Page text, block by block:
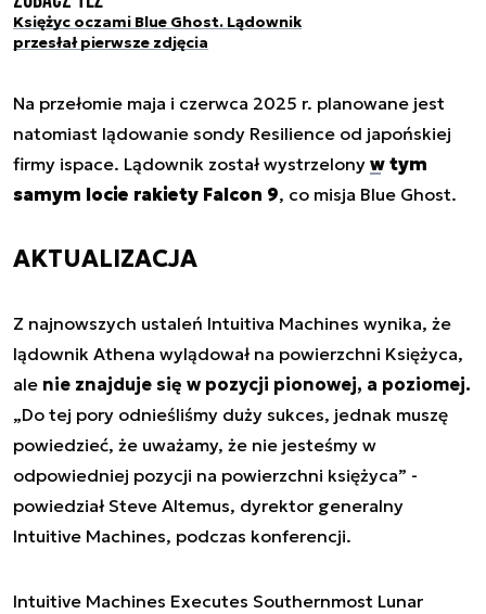
Księżyc oczami Blue Ghost. Lądownik
przesłał pierwsze zdjęcia
Na przełomie maja i czerwca 2025 r. planowane jest
natomiast lądowanie sondy Resilience od japońskiej
firmy ispace. Lądownik został wystrzelony w tym
samym locie rakiety Falcon 9, co misja Blue Ghost.
AKTUALIZACJA
Z najnowszych ustaleń Intuitiva Machines wynika, że
lądownik Athena wylądował na powierzchni Księżyca,
ale nie znajduje się w pozycji pionowej, a poziomej.
„Do tej pory odnieśliśmy duży sukces, jednak muszę
powiedzieć, że uważamy, że nie jesteśmy w
odpowiedniej pozycji na powierzchni księżyca” -
powiedział Steve Altemus, dyrektor generalny
Intuitive Machines, podczas konferencji.
Intuitive Machines Executes Southernmost Lunar